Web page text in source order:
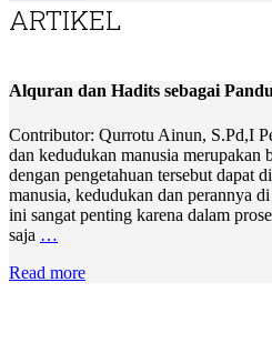
ARTIKEL
Alquran dan Hadits sebagai
Contributor: Qurrotu Ainun, S.Pd,I
dan kedudukan manusia merupakan
dengan pengetahuan tersebut dapat
manusia, kedudukan dan perannya
ini sangat penting karena dalam
saja …
Read more